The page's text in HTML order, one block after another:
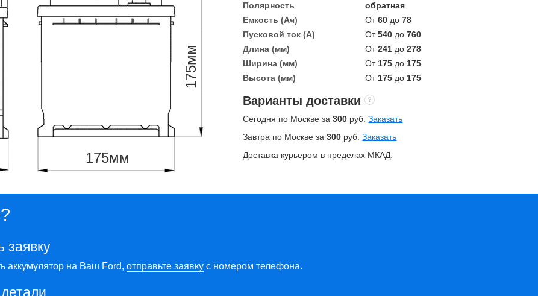
175мм
175
мм
Полярность
обратная
Емкость (Ач)
От60 до78
Пусковой ток (А)
От540 до760
Длина (мм)
От241 до278
Ширина (мм)
От 175 до 175
Высота (мм)
От 175 до 175
Варианты доставки
Сегодня по Москве за300 руб.Заказать
Завтра по Москве за300 руб.Заказать
Доставка курьером в пределах МКАД.
заявку
аккумулятор на Ваш Ford, отправьте заявку с номером телефона.